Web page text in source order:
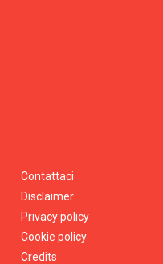
Contattaci
Disclaimer
Privacy policy
Cookie policy
Credits